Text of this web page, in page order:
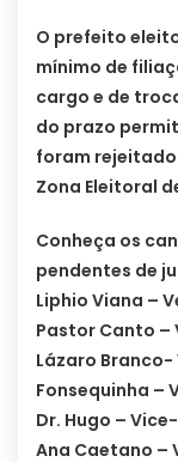
O prefeito
mínimo de
cargo e de
do prazo
foram
Zona Eleitoral
Conheça os
pendentes de
Liphio Viana –
Pastor Canto
Lázaro Branco-
Fonsequinha –
Dr. Hugo –
Ana Caetano –